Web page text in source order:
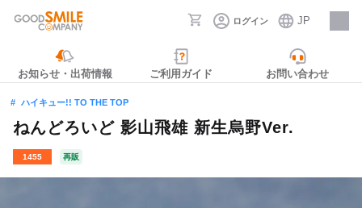
ログイン JP
採用情報
お知らせ・出荷情報 ご利用ガイド お問い合わせ
ハイキュー!! TO THE TOP
ねんどろいど 影山飛雄 新生烏野Ver.
1455 再販